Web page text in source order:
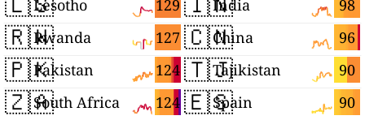
129
Lesotho
🇷🇼 127
Rwanda
🇵🇰 124
Pakistan
🇿🇦 124
South Africa
98
India
🇨🇳 96
China
🇹🇯 90
Tajikistan
🇪🇸 90
Spain